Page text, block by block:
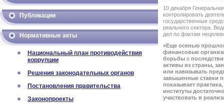
Публикации
Нормативные акты
Национальный план противодействия
коррупции
Решения законодательных органов
Постановления правительства
Законопроекты
10 декабря
контролировать
государственные
реального сектора.
дел по фактам
«Еще осенью
финансовые
борьбы с
активы из страны,
или навязывать
завышенные ставки
показывает
институты
участвовать в